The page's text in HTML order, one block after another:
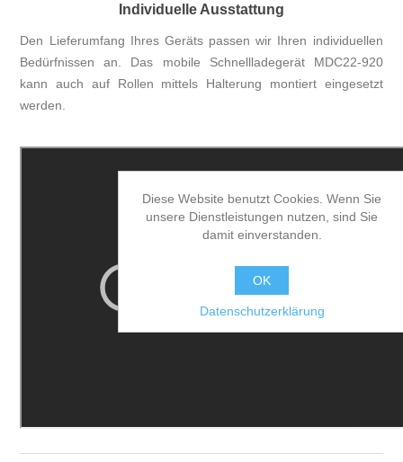
Individuelle Ausstattung
Den Lieferumfang Ihres Geräts passen wir Ihren individuellen
Bedürfnissen an. Das mobile Schnellladegerät MDC22-920
kann auch auf Rollen mittels Halterung montiert eingesetzt
werden.
Diese Website benutzt Cookies. Wenn Sie
unsere Dienstleistungen nutzen, sind Sie
damit einverstanden.
OK
Datenschutzerklärung